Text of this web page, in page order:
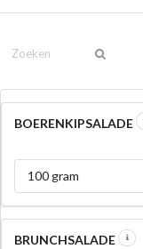
BOERENKIPSALADE
100 gram
BRUNCHSALADE